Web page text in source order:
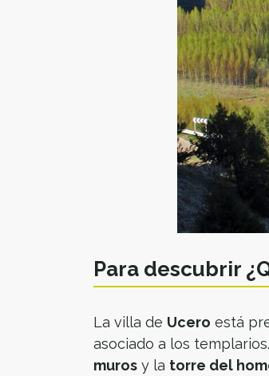
Para descubrir
La villa de Ucero está
asociado a los
muros y la torre del